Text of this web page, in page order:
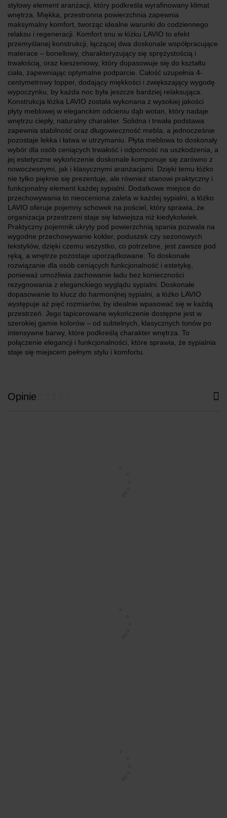
stylowy element aranżacji, który podkreśla wyrafinowany klimat
wnętrza. Miękka, przestronna powierzchnia zapewnia
maksymalny komfort, tworząc idealne warunki do codziennego
relaksu i regeneracji. Komfort snu w łóżku LAVIO to efekt
przemyślanej konstrukcji, łączącej dwa doskonale współpracujące
materace – bonellowy, charakteryzujący się sprężystością i
trwałością, oraz kieszeniowy, który dopasowuje się do kształtu
ciała, zapewniając optymalne podparcie. Całość uzupełnia 4-
centymetrowy topper, dodający miękkości i zwiększający wygodę
wypoczynku, by każda noc była jeszcze bardziej relaksująca.
Konstrukcja łóżka LAVIO została wykonana z wysokiej jakości
płyty meblowej w eleganckim odcieniu dąb wotan, który nadaje
wnętrzu ciepły, naturalny charakter. Solidna i trwała podstawa
zapewnia stabilność oraz długowieczność mebla, a jednocześnie
pozostaje lekka i łatwa w utrzymaniu. Płyta meblowa to doskonały
wybór dla osób ceniących trwałość i odporność na uszkodzenia, a
jej estetyczne wykończenie doskonale komponuje się zarówno z
nowoczesnymi, jak i klasycznymi aranżacjami. Dzięki temu łóżko
nie tylko pięknie się prezentuje, ale również stanowi praktyczny i
funkcjonalny element każdej sypialni. Dodatkowe miejsce do
przechowywania to nieoceniona zaleta w każdej sypialni, a łóżko
LAVIO oferuje pojemny schowek na pościel, który sprawia, że
organizacja przestrzeni staje się łatwiejsza niż kiedykolwiek.
Praktyczny pojemnik ukryty pod powierzchnią spania pozwala na
wygodne przechowywanie kołder, poduszek czy sezonowych
tekstyliów, dzięki czemu wszystko, co potrzebne, jest zawsze pod
ręką, a wnętrze pozostaje uporządkowane. To doskonałe
rozwiązanie dla osób ceniących funkcjonalność i estetykę,
ponieważ umożliwia zachowanie ładu bez konieczności
rezygnowania z eleganckiego wyglądu sypialni. Doskonałe
dopasowanie to klucz do harmonijnej sypialni, a łóżko LAVIO
występuje aż pięć rozmiarów, by idealnie wpasować się w każdą
przestrzeń. Jego tapicerowane wykończenie dostępne jest w
szerokiej gamie kolorów – od subtelnych, klasycznych tonów po
intensywne barwy, które podkreślą charakter wnętrza. To
połączenie elegancji i funkcjonalności, które sprawia, że sypialnia
staje się miejscem pełnym stylu i komfortu.
Opinie